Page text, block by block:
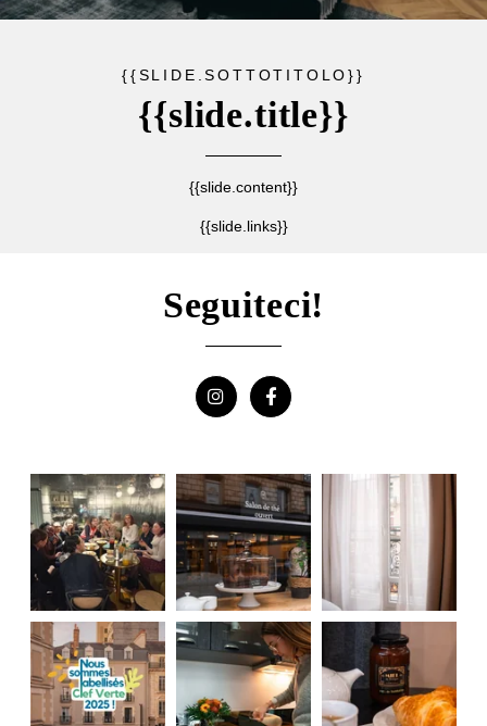
{{SLIDE.SOTTOTITOLO}}
{{slide.title}}
{{slide.content}}
{{slide.links}}
Seguiteci!